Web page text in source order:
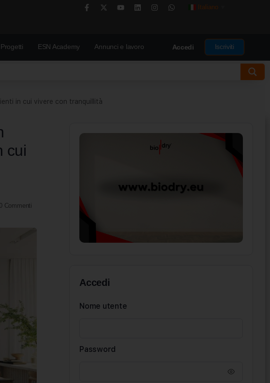
Italiano
Progetti ESN Academy Annunci e lavoro Accedi Iscriviti
in cui vivere con tranquillità
cui
0 Commenti
Accedi
Nome utente
Password